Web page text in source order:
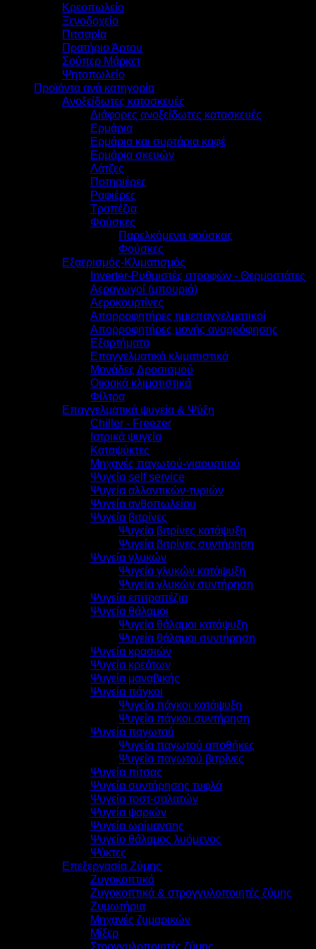
Κρεοπωλείο
Ξενοδοχείο
Πιτσαρία
Πρατήριο Άρτου
Σούπερ Μάρκετ
Ψητοπωλείο
Προϊόντα ανά κατηγορία
Ανοξείδωτες κατασκευές
Διάφορες ανοξείδωτες κατασκευές
Ερμάρια
Ερμάρια και συρτάρια καφέ
Ερμάρια σκευών
Λάτζες
Ποτηριέρες
Ραφιέρες
Τραπέζια
Φούσκες
Παρελκόμενα φούσκας
Φούσκες
Εξαερισμός-Κλιματισμός
Inverter-Ρυθμιστές στροφών - Θερμοστάτες
Αεραγωγοί (μπουριά)
Αεροκουρτίνες
Απορροφητήρες ημιεπαγγελματικοί
Απορροφητήρες μονής αναρρόφησης
Εξαρτήματα
Επαγγελματικά κλιματιστικά
Μονάδες Δροσισμού
Οικιακά κλιματιστικά
Φίλτρα
Επαγγελματικά ψυγεία & Ψύξη
Chiller - Freezer
Ιατρικά ψυγεία
Καταψύκτες
Μηχανές παγωτού-γιαουρτιού
Ψυγεία self service
Ψυγεία αλλαντικών-τυριών
Ψυγεία ανθοπωλείου
Ψυγεία βιτρίνες
Ψυγεία βιτρίνες κατάψυξη
Ψυγεία βιτρίνες συντήρηση
Ψυγεία γλυκών
Ψυγεία γλυκών κατάψυξη
Ψυγεία γλυκών συντήρηση
Ψυγεία επιτραπέζια
Ψυγεία θάλαμοι
Ψυγεία θάλαμοι κατάψυξη
Ψυγεία θάλαμοι συντήρηση
Ψυγεία κρασιών
Ψυγεία κρεάτων
Ψυγεία μαναβικής
Ψυγεία πάγκοι
Ψυγεία πάγκοι κατάψυξη
Ψυγεία πάγκοι συντήρηση
Ψυγεία παγωτού
Ψυγεία παγωτού αποθήκες
Ψυγεία παγωτού βιτρίνες
Ψυγεία πίτσας
Ψυγεία συντήρησης τυφλά
Ψυγεία τοστ-σαλατών
Ψυγεία ψαριών
Ψυγεία ωρίμανσης
Ψυγείο θάλαμος λυόμενος
Ψύκτες
Επεξεργασία Ζύμης
Ζυγοκοπτικά
Ζυγοκοπτικά & στρογγυλοποιητές ζύμης
Ζυμωτήρια
Μηχανές ζυμαρικών
Μίξερ
Στρογγυλοποιητές ζύμης